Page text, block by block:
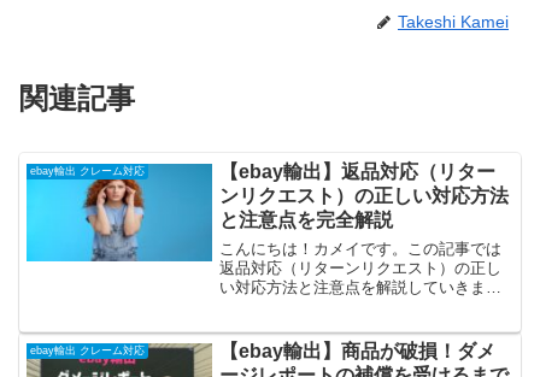
Takeshi Kamei
関連記事
ebay輸出 クレーム対応
【ebay輸出】返品対応（リター
ンリクエスト）の正しい対応方法
と注意点を完全解説
こんにちは！カメイです。この記事では
返品対応（リターンリクエスト）の正し
い対応方法と注意点を解説していきま
ストです。 バイヤーから返品対応（リタ
ーンリクエスト）が来...
ebay輸出 クレーム対応
【ebay輸出】商品が破損！ダメ